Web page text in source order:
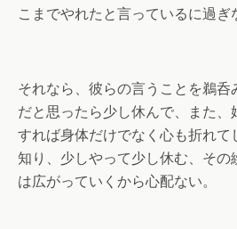
こまでやれたと言っているに過ぎ
それなら、彼らの言うことを鵜呑
だと思ったら少し休んで、また、
すれば身体だけでなく心も折れて
知り、少しやって少し休む、その
は広がっていくから心配ない。